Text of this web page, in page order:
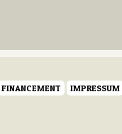
FINANCEMENT IMPRESSUM